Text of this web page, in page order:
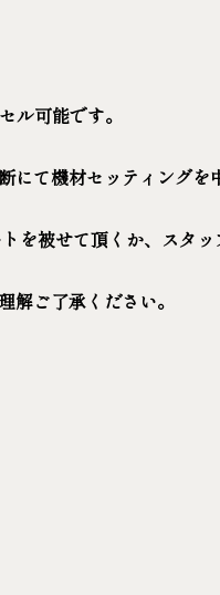
ル可能です。
て機材セッティング
被せて頂くか、スタ
ご了承ください。